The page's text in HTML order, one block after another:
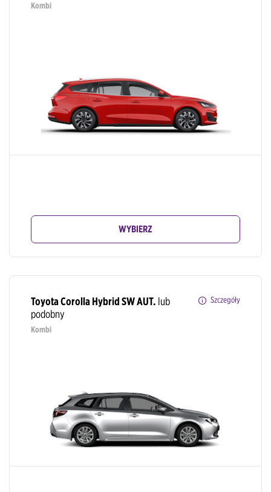
Kombi
WYBIERZ
Toyota Corolla Hybrid SW AUT. lub
podobny
Szczegóły
Kombi